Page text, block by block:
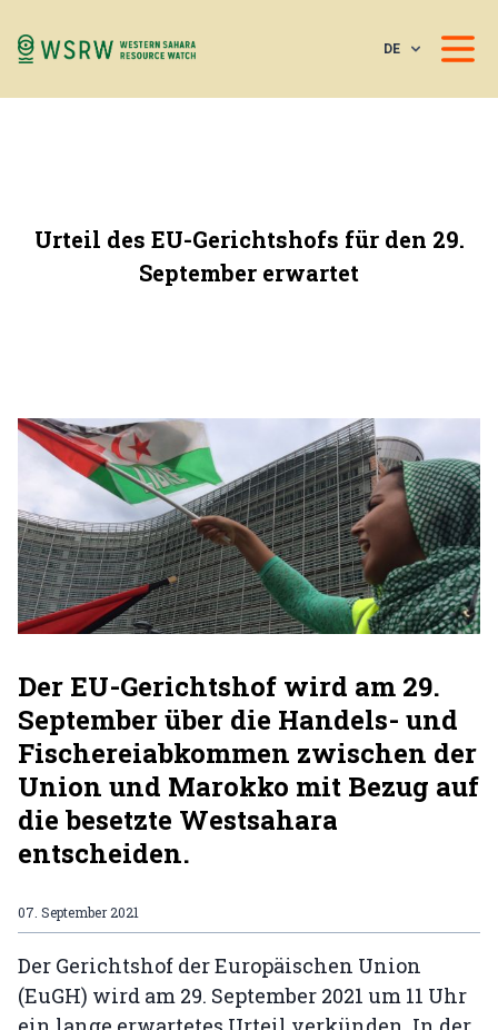
DE
Urteil des EU-Gerichtshofs für den 29.
September erwartet
Der EU-Gerichtshof wird am 29.
September über die Handels- und
Fischereiabkommen zwischen der
Union und Marokko mit Bezug auf
die besetzte Westsahara
entscheiden.
07. September 2021
Der Gerichtshof der Europäischen Union
(EuGH) wird am 29. September 2021 um 11 Uhr